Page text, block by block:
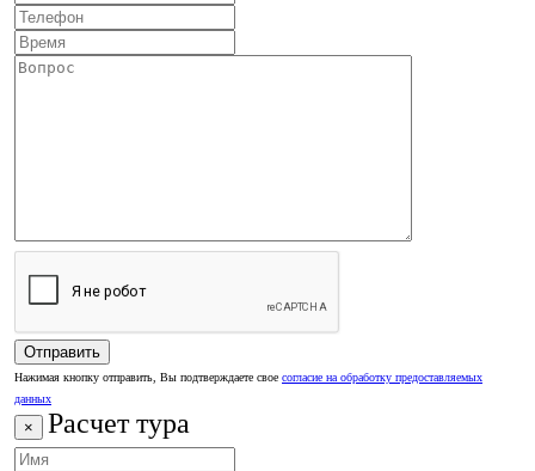
Нажимая кнопку отправить, Вы подтверждаете свое согласие на обработку предоставляемых
данных
× Расчет тура